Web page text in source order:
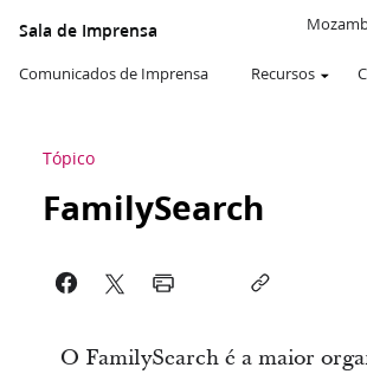
Sala de Imprensa
Comunicados de Imprensa Recursos
Tópico
FamilySearch
O FamilySearch é a maior